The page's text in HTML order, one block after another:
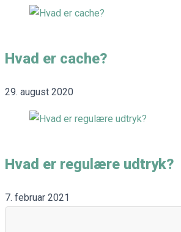
Hvad er cache?
29. august 2020
Hvad er regulære udtryk?
7. februar 2021